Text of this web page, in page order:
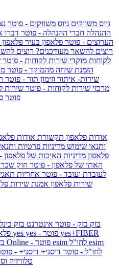
גיוס משווקים גיוס משווקים - פוטר
ההנהלה חברי ההנהלה - פוטר דברו
הערוצים - פוטר פלאפון בעיר
רוצים להשאר מעודכנים? רוצים
לקוחות מוקדי שירות לקוחות - פוטר
הזמנת שיחה מהמוקד - פוטר
שירות- איתור וזימון תור - פוטר
מרכזי שירות לקוחות - פוטר שירות
פוטר
אודות פלאפון תקשורת אודות
ותנאי שימוש מדיניות פרטיות
פלאפון מדיניות האיכות של פלאפון
האתי של פלאפון - פוטר חוק שכר
לעובדת ועובד - פוטר אחריות
שירות פלאפון אמנת שירות
בזק בזק - פוטר אינטרנט בזק
yes
yes+FIBER
esim
לחו"ל - פוטר דיסני+ דיסני+ -
טלוויזיה